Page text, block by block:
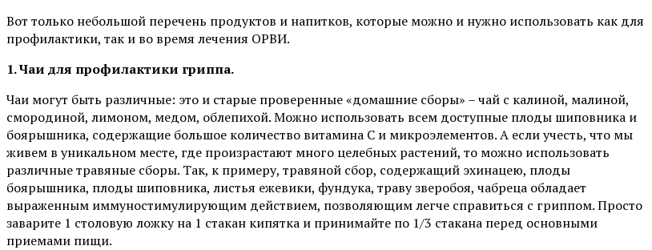
Вот только небольшой перечень продуктов и напитков, которые можно и нужно использовать как для
профилактики, так и во время лечения ОРВИ.
1. Чаи для профилактики гриппа.
Чаи могут быть различные: это и старые проверенные «домашние сборы» – чай с калиной, малиной,
смородиной, лимоном, медом, облепихой. Можно использовать всем доступные плоды шиповника и
боярышника, содержащие большое количество витамина С и микроэлементов. А если учесть, что мы
живем в уникальном месте, где произрастают много целебных растений, то можно использовать
различные травяные сборы. Так, к примеру, травяной сбор, содержащий эхинацею, плоды
боярышника, плоды шиповника, листья ежевики, фундука, траву зверобоя, чабреца обладает
выраженным иммуностимулирующим действием, позволяющим легче справиться с гриппом. Просто
заварите 1 столовую ложку на 1 стакан кипятка и принимайте по 1/3 стакана перед основными
приемами пищи.